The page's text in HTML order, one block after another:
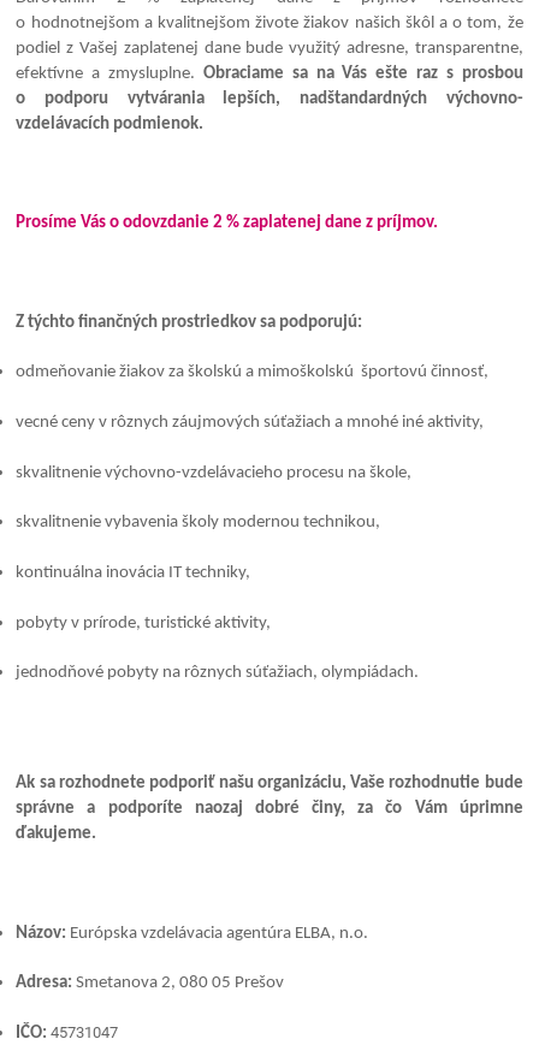
o hodnotnejšom a kvalitnejšom živote žiakov našich škôl a o tom, že
podiel z Vašej zaplatenej dane bude využitý adresne, transparentne,
efektívne a zmysluplne. Obraciame sa na Vás ešte raz s prosbou
o podporu vytvárania lepších, nadštandardných výchovno-
vzdelávacích podmienok.
Prosíme Vás o odovzdanie 2 % zaplatenej dane z príjmov.
Z týchto finančných prostriedkov sa podporujú:
odmeňovanie žiakov za školskú a mimoškolskú športovú činnosť,
vecné ceny v rôznych záujmových súťažiach a mnohé iné aktivity,
skvalitnenie výchovno-vzdelávacieho procesu na škole,
skvalitnenie vybavenia školy modernou technikou,
kontinuálna inovácia IT techniky,
pobyty v prírode, turistické aktivity,
jednodňové pobyty na rôznych súťažiach, olympiádach.
Ak sa rozhodnete podporiť našu organizáciu, Vaše rozhodnutie bude
správne a podporíte naozaj dobré činy, za čo Vám úprimne
ďakujeme.
Názov: Európska vzdelávacia agentúra ELBA, n.o.
Adresa: Smetanova 2, 080 05 Prešov
IČO: 45731047